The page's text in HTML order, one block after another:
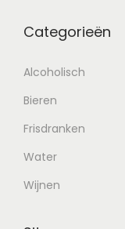
Categorieën
Alcoholisch
Bieren
Frisdranken
Water
Wijnen